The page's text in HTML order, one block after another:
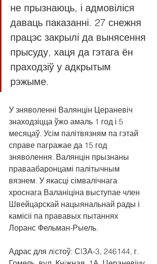
не прызнаюць, і адмовіліся
даваць паказанні. 27 снежня
працэс закрылі да вынясення
прысуду, хаця да гэтага ён
праходзіў у адкрытым
рэжыме.
У зняволенні Валянцін Цераневіч
знаходзіцца ўжо амаль 1 год і 5
месяцаў. Усім палітвязням па гэтай
справе пагражае да 15 год
зняволення. Валянцін прызнаны
праваабаронцамі палітычным
вязнем. У якасці сімвалічнага
хроснага Валаніціна выступае член
Швейцарскай нацыянальнай рады і
камісіі па прававых пытаннях
Лоранс Фельман-Рыель.
Адрас для лiстоў: СIЗА-3, 246144, г.